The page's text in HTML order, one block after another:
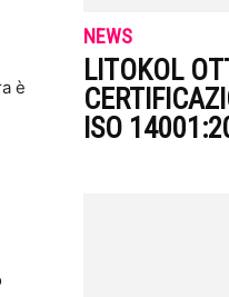
è
NEWS
LITOKOL
ISO